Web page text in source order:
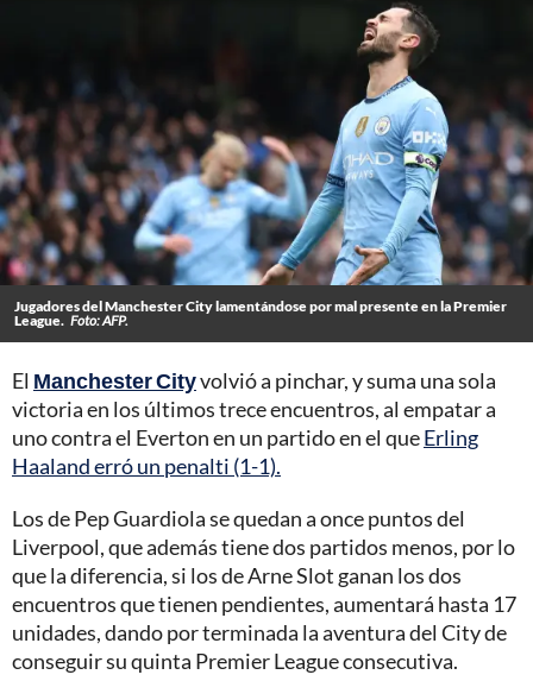
Jugadores del Manchester City lamentándose por mal presente en la Premier
League. Foto: AFP.
El Manchester Cityvolvió a pinchar, y suma una sola
victoria en los últimos trece encuentros, al empatar a
uno contra el Everton en un partido en el queErling
Haaland erró un penalti (1-1).
Los de Pep Guardiola se quedan a once puntos del
Liverpool, que además tiene dos partidos menos, por lo
que la diferencia, si los de Arne Slot ganan los dos
encuentros que tienen pendientes, aumentará hasta 17
unidades, dando por terminada la aventura del City de
conseguir su quinta Premier League consecutiva.